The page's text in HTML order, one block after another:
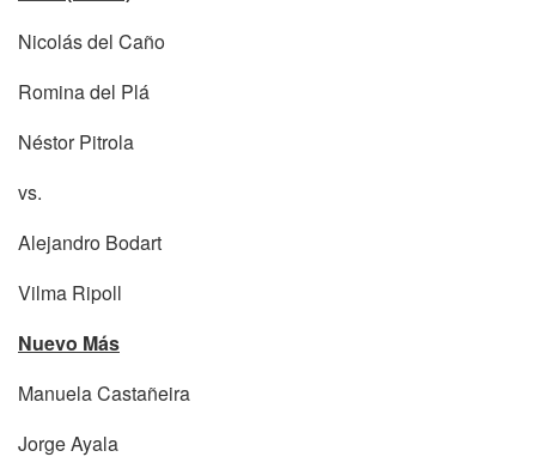
Nicolás del Caño
Romina del Plá
Néstor Pitrola
vs.
Alejandro Bodart
Vilma Ripoll
Nuevo Más
Manuela Castañeira
Jorge Ayala